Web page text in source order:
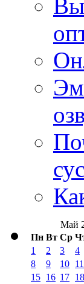
Май
Пн Вт Ср
1 2 3 4
8
9 10 11
15 16 17 18